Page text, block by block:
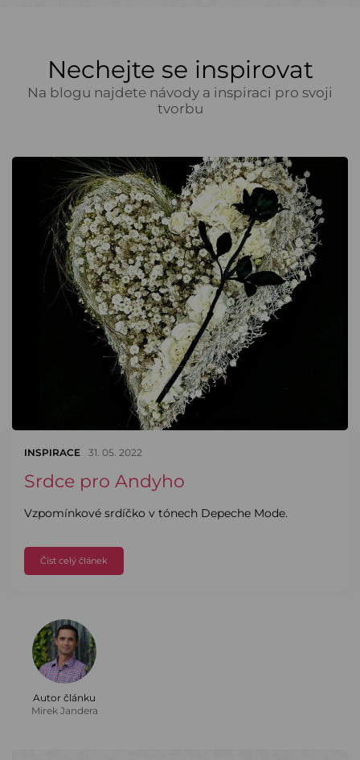
Nechejte se inspirovat
Na blogu najdete návody a inspiraci pro svoji
tvorbu
INSPIRACE 31. 05. 2022
Srdce pro Andyho
Vzpomínkové srdíčko v tónech Depeche Mode.
Číst celý článek
Autor článku
Mirek Jandera